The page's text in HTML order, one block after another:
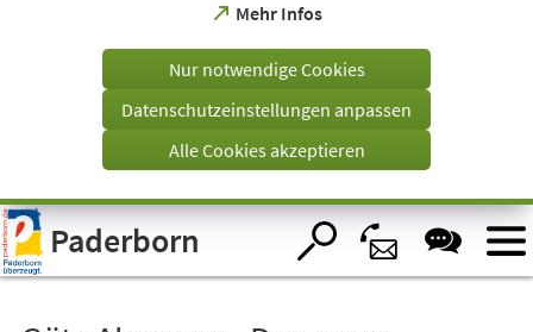
Visuelle
Assistenzsoftware
öffnen.
Mehr Infos
(Öffnet
einem
Tab)
Nur notwendige Cookies
Datenschutzeinstellungen anpassen
Alle Cookies akzeptieren
Paderborn